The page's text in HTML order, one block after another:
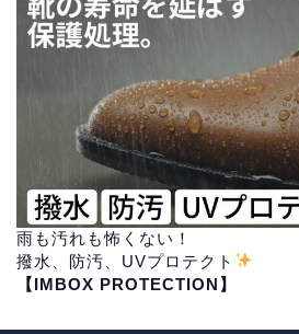
雨も汚れも怖くない！
撥水、防汚、UVプロテクト
【IMBOX PROTECTION】